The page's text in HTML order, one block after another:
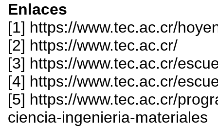
Enlaces
[1] https://www.tec.ac.cr/
[2] https://www.tec.ac.cr/
[3] https://www.tec.ac.cr/
[4] https://www.tec.ac.cr/
[5] https://www.tec.ac.cr/
ciencia-ingenieria-materiales